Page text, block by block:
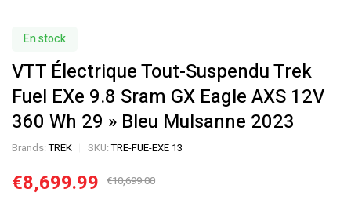
En stock
VTT Électrique Tout-Suspendu Trek
Fuel EXe 9.8 Sram GX Eagle AXS 12V
360 Wh 29 » Bleu Mulsanne 2023
Brands:TREK SKU:TRE-FUE-EXE 13
€10,699.00
€8,699.99